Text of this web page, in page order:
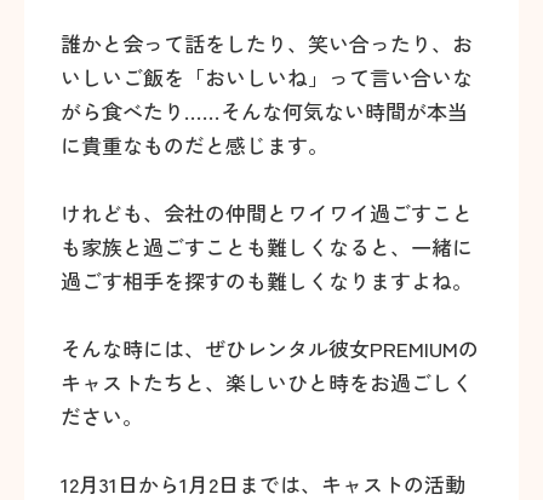
誰かと会って話をしたり、笑い合ったり、お
いしいご飯を「おいしいね」って言い合いな
がら食べたり……そんな何気ない時間が本当
に貴重なものだと感じます。
けれども、会社の仲間とワイワイ過ごすこと
も家族と過ごすことも難しくなると、一緒に
過ごす相手を探すのも難しくなりますよね。
そんな時には、ぜひレンタル彼女PREMIUMの
キャストたちと、楽しいひと時をお過ごしく
ださい。
12月31日から1月2日までは、キャストの活動